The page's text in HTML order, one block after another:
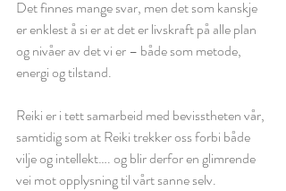
Det finnes mange svar, men det som kanskje
er enklest å si er at det er livskraft på alle plan
og nivåer av det vi er – både som metode,
energi og tilstand.
Reiki er i tett samarbeid med bevisstheten vår,
samtidig som at Reiki trekker oss forbi både
vilje og intellekt…. og blir derfor en glimrende
vei mot opplysning til vårt sanne selv.